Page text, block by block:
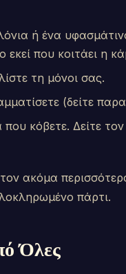
ή ένα
εκεί που κοιτάει η
τη μόνοι σας.
(δείτε
κόβετε. Δείτε τον
ακόμα
πάρτι.
Όλες